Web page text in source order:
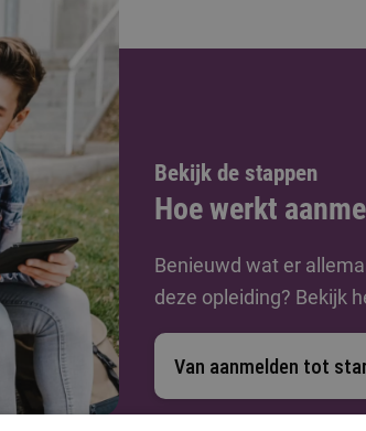
Bekijk de stappen
Hoe werkt
Benieuwd wat er
deze opleiding? Bekijk
Van aanmelden tot